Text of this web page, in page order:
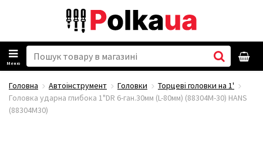
Меню
Головна Автоінструмент Головки
Торцеві головки на 1'
Головка ударна глибока 1"DR 6-ган.30мм (L-80мм) (88304M-30) HANS
(88304М30)